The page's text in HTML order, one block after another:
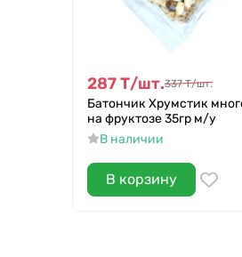
287Т/шт.337 Т/шт.
Батончик Хрумстик
на фруктозе 35гр м/у
В наличии
В корзину